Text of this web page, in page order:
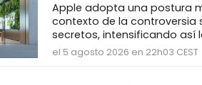
Apple adopta una postura
contexto de la controversia
secretos, intensificando así
el 5 agosto 2026 en 22h03 CEST